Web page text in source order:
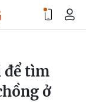
để tìm
ở